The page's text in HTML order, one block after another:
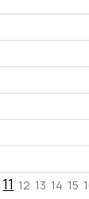
11 12 13 14 15